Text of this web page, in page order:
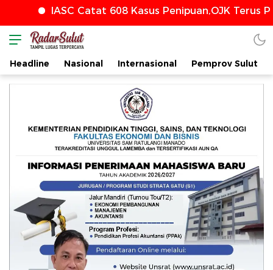
IASC Catat 608 Kasus Penipuan,OJK Terus
Headline Nasional Internasional Pemprov Sulut